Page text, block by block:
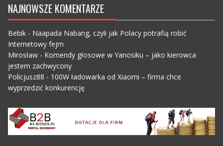
NAJNOWSZE KOMENTARZE
Bebik- Naapada Nabang, czyli jak Polacy potrafią robić
Internetowy fejm
Mirosław- Komendy głosowe w Yanosiku – jako kierowca
jestem zachwycony
Policjusz88 - 100W ładowarka od Xiaomi – firma chce
wyprzedzić konkurencję